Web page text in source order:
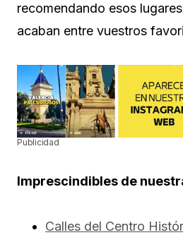
recomendando esos
acaban entre vuestros
Publicidad
Imprescindibles de
Calles del Centro